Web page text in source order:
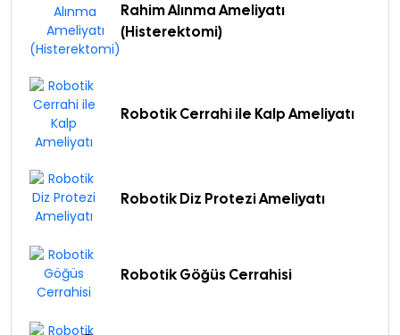
Rahim Alınma Ameliyatı
(Histerektomi)
Robotik Cerrahi ile Kalp Ameliyatı
Robotik Diz Protezi Ameliyatı
Robotik Göğüs Cerrahisi